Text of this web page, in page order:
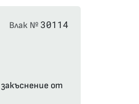
Влак № 30114
от